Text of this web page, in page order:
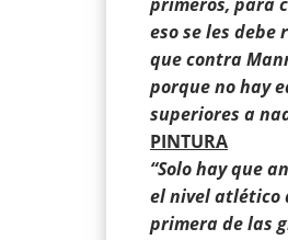
eso se les
que contra
porque no hay
superiores a
PINTURA
“Solo hay que
el nivel atlético
primera de las